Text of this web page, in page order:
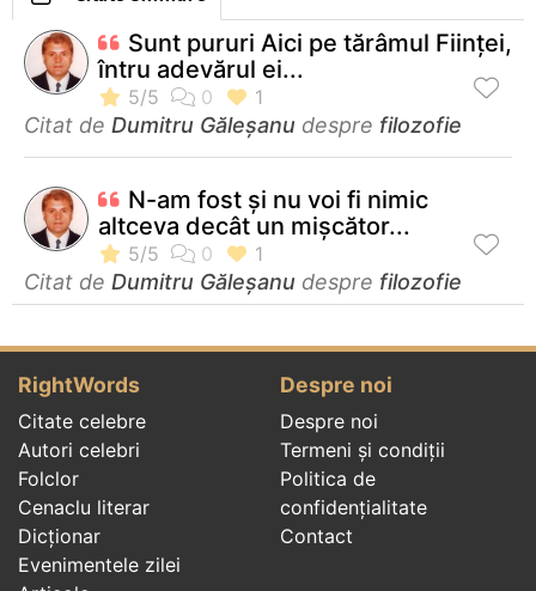
Sunt pururi Aici pe tărâmul Fiinţei,
întru adevărul ei...
Citat de Dumitru Găleşanu despre filozofie
N-am fost şi nu voi fi nimic
altceva decât un mişcător...
Citat de Dumitru Găleşanu despre filozofie
RightWords
Citate celebre
Autori celebri
Folclor
Cenaclu literar
Dicționar
Evenimentele zilei
Despre noi
Despre noi
Termeni și condiții
Politica de
confidenţialitate
Contact